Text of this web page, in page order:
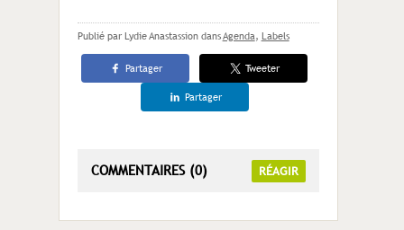
Publié par Lydie Anastassion dansAgenda, Labels
Partager Tweeter
Partager
COMMENTAIRES (0) RÉAGIR